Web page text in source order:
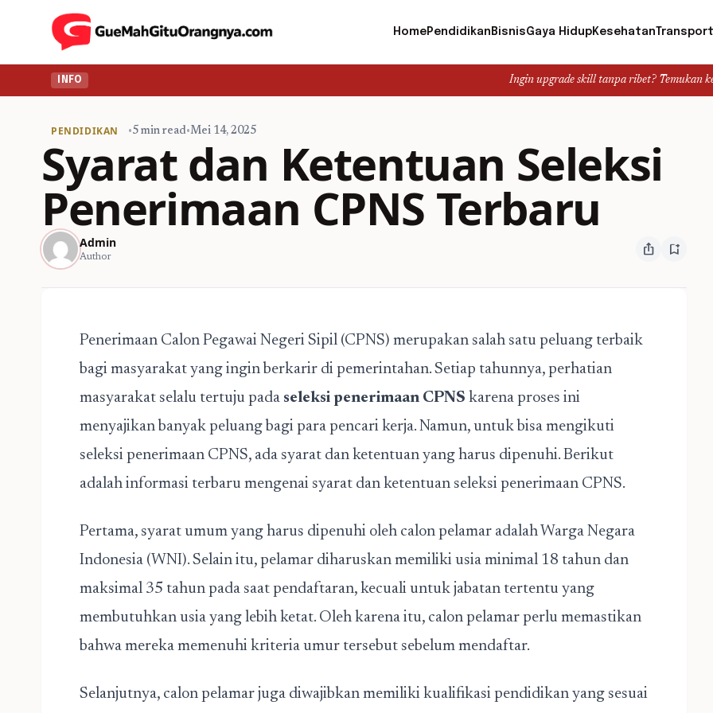
HomePendidikan BisnisGaya HidupKesehatan
INFO Ingin upgrade skill tanpa ribet? Temukan kelas seru
PENDIDIKAN •5 min read•Mei 14, 2025
Syarat dan Ketentuan Seleksi
Penerimaan CPNS Terbaru
Admin
Author ios_share bookmark_add
Penerimaan Calon Pegawai Negeri Sipil (CPNS) merupakan salah satu peluang terbaik
bagi masyarakat yang ingin berkarir di pemerintahan. Setiap tahunnya, perhatian
masyarakat selalu tertuju pada seleksi penerimaan CPNS karena proses ini
menyajikan banyak peluang bagi para pencari kerja. Namun, untuk bisa mengikuti
seleksi penerimaan CPNS, ada syarat dan ketentuan yang harus dipenuhi. Berikut
adalah informasi terbaru mengenai syarat dan ketentuan seleksi penerimaan CPNS.
Pertama, syarat umum yang harus dipenuhi oleh calon pelamar adalah Warga Negara
Indonesia (WNI). Selain itu, pelamar diharuskan memiliki usia minimal 18 tahun dan
maksimal 35 tahun pada saat pendaftaran, kecuali untuk jabatan tertentu yang
membutuhkan usia yang lebih ketat. Oleh karena itu, calon pelamar perlu memastikan
bahwa mereka memenuhi kriteria umur tersebut sebelum mendaftar.
Selanjutnya, calon pelamar juga diwajibkan memiliki kualifikasi pendidikan yang sesuai